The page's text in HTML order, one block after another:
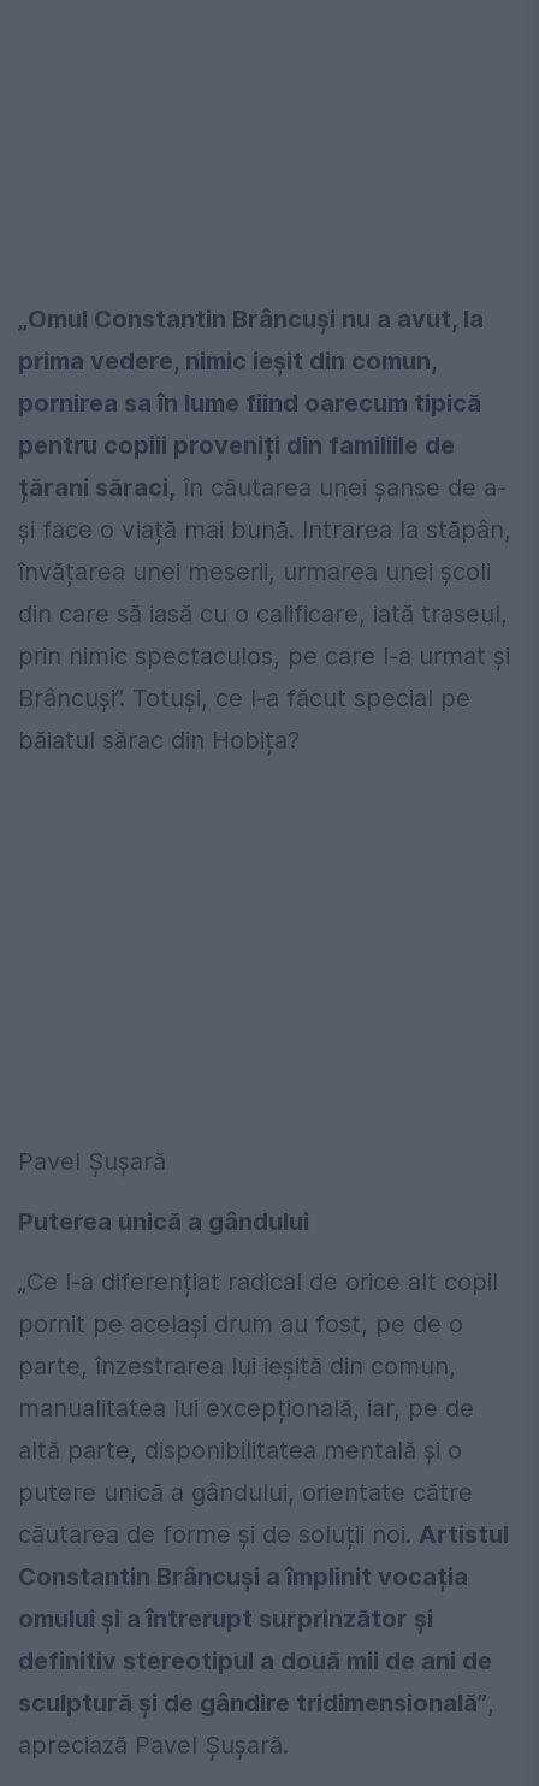
„Omul Constantin Brâncuși nu a avut, la
prima vedere, nimic ieșit din comun,
pornirea sa în lume fiind oarecum tipică
pentru copiii proveniți din familiile de
țărani săraci, în căutarea unei șanse de a-
și face o viață mai bună. Intrarea la stăpân,
învățarea unei meserii, urmarea unei școli
din care să iasă cu o calificare, iată traseul,
prin nimic spectaculos, pe care l-a urmat și
Brâncuși”. Totuși, ce l-a făcut special pe
băiatul sărac din Hobița?
Pavel Șușară
Puterea unică a gândului
„Ce l-a diferențiat radical de orice alt copil
pornit pe același drum au fost, pe de o
parte, înzestrarea lui ieșită din comun,
manualitatea lui excepțională, iar, pe de
altă parte, disponibilitatea mentală și o
putere unică a gândului, orientate către
căutarea de forme și de soluții noi. Artistul
Constantin Brâncuși a împlinit vocația
omului și a întrerupt surprinzător și
definitiv stereotipul a două mii de ani de
sculptură și de gândire tridimensională”,
apreciază Pavel Șușară.